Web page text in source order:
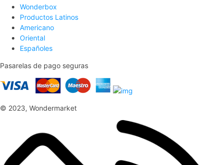
Wonderbox
Productos Latinos
Americano
Oriental
Españoles
Pasarelas de pago seguras
© 2023, Wondermarket